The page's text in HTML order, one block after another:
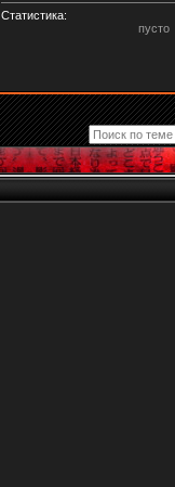
Статистика:
пусто